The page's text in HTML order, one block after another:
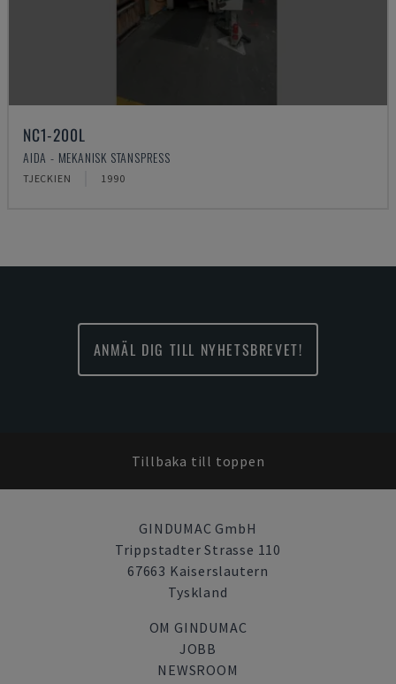
NC1-200L
AIDA - MEKANISK STANSPRESS
TJECKIEN 1990
ANMÄL DIG TILL NYHETSBREVET!
Tillbaka till toppen
GINDUMAC GmbH
Trippstadter Strasse 110
67663 Kaiserslautern
Tyskland
OM GINDUMAC
JOBB
NEWSROOM